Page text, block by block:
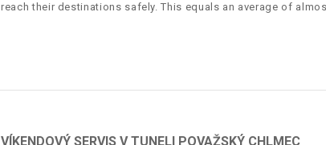
reach their destinations safely. This equals an average of
VÍKENDOVÝ SERVIS V TUNELI POVAŽSKÝ CHLMEC